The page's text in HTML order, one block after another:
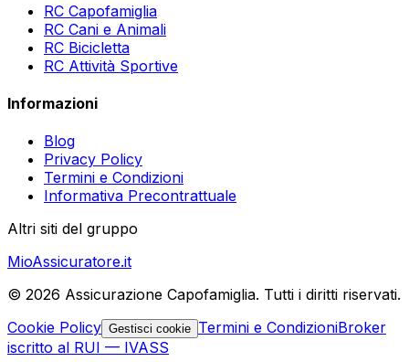
RC Capofamiglia
RC Cani e Animali
RC Bicicletta
RC Attività Sportive
Informazioni
Blog
Privacy Policy
Termini e Condizioni
Informativa Precontrattuale
Altri siti del gruppo
MioAssicuratore.it
© 2026 Assicurazione Capofamiglia. Tutti i diritti riservati.
Cookie Policy Gestisci cookie Termini e CondizioniBroker
iscritto al RUI — IVASS